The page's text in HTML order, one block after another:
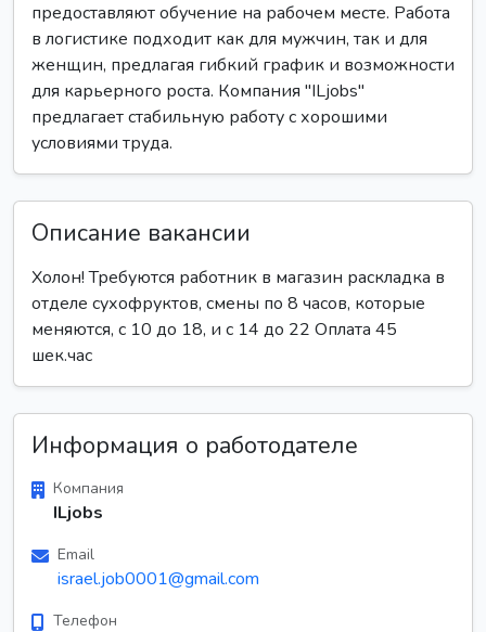
предоставляют обучение на рабочем месте. Работа
в логистике подходит как для мужчин, так и для
женщин, предлагая гибкий график и возможности
для карьерного роста. Компания "ILjobs"
предлагает стабильную работу с хорошими
условиями труда.
Описание вакансии
Холон! Требуются работник в магазин раскладка в
отделе сухофруктов, смены по 8 часов, которые
меняются, с 10 до 18, и с 14 до 22 Оплата 45
шек.час
Информация о работодателе
Компания
ILjobs
Email
israel.job0001@gmail.com
Телефон